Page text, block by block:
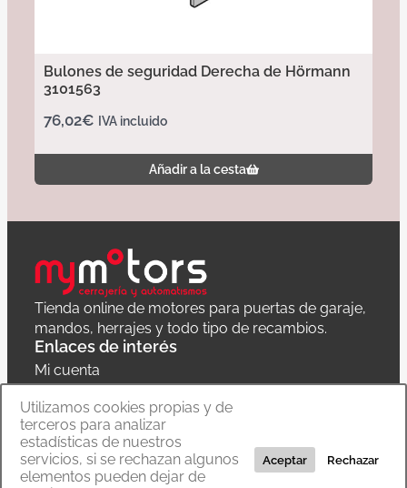
Bulones de seguridad Derecha de Hörmann
3101563
76,02€ IVA incluido
Añadir a la cesta
Tienda online de motores para puertas de garaje,
mandos, herrajes y todo tipo de recambios.
Enlaces de interés
Mi cuenta
Política de privacidad
Carrito
Utilizamos cookies propias y de
terceros para analizar
estadísticas de nuestros
servicios, si se rechazan algunos
elementos pueden dejar de
Aceptar Rechazar